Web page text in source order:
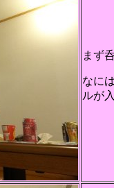
まず
なに
ルが